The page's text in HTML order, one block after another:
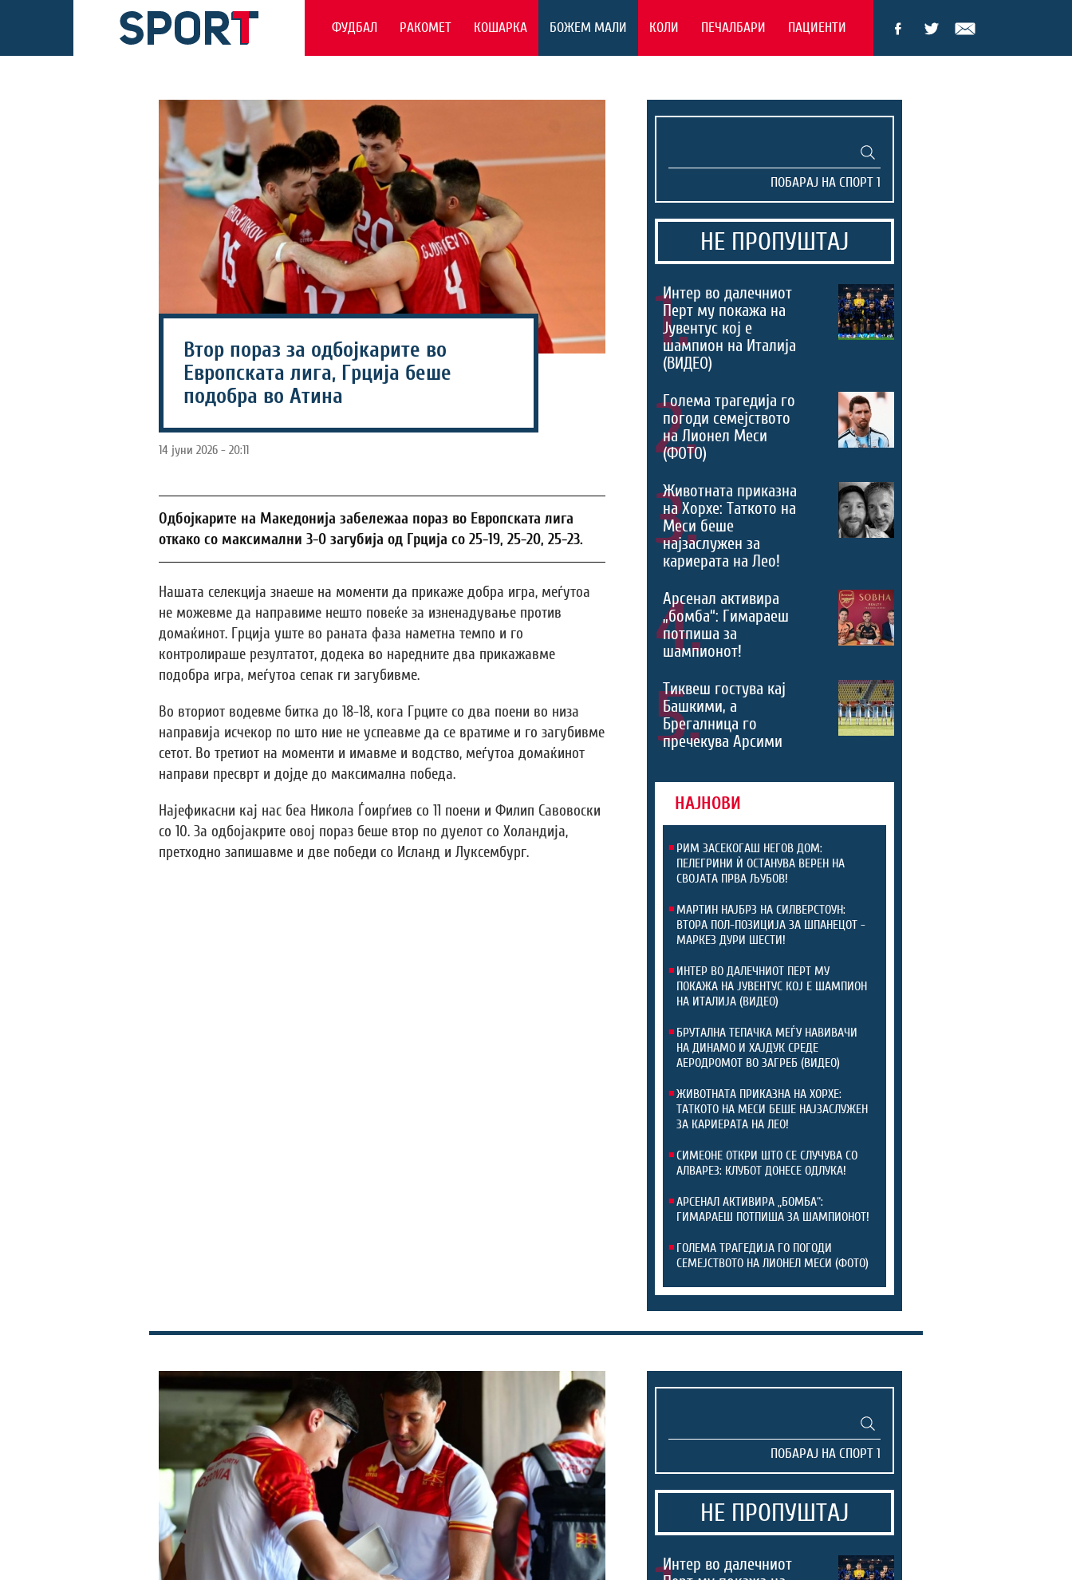
ФУДБАЛ РАКОМЕТ КОШАРКА БОЖЕМ МАЛИ КОЛИ ПЕЧАЛБАРИ ПАЦИЕНТИ
Втор пораз за одбојкарите во
Европската лига, Грција беше
подобра во Атина
14 јуни 2026 - 20:11
Oдбојкарите на Македонија забележаа пораз во Европската лига
откако со максимални 3-0 загубија од Грција со 25-19, 25-20, 25-23.
Нашата селекција знаеше на моменти да прикаже добра игра, меѓутоа
не можевме да направиме нешто повеќе за изненадување против
домаќинот. Грција уште во раната фаза наметна темпо и го
контролираше резултатот, додека во наредните два прикажавме
подобра игра, меѓутоа сепак ги загубивме.
Во вториот водевме битка до 18-18, кога Грците со два поени во низа
направија исчекор по што ние не успеавме да се вратиме и го загубивме
сетот. Во третиот на моменти и имавме и водство, меѓутоа домаќинот
направи пресврт и дојде до максимална победа.
Најефикасни кај нас беа Никола Ѓоирѓиев со 11 поени и Филип Савовоски
со 10. За одбојакрите овој пораз беше втор по дуелот со Холандија,
претходно запишавме и две победи со Исланд и Луксембург.
НЕ ПРОПУШТАЈ
1.
Интер во далечниот
Перт му покажа на
Јувентус кој е
шампион на Италија
(ВИДЕО)
2.
Голема трагедија го
погоди семејството
на Лионел Меси
(ФОТО)
3.
Животната приказна
на Хорхе: Таткото на
Меси беше
најзаслужен за
кариерата на Лео!
4.
Арсенал активира
„бомба“: Гимараеш
потпиша за
шампионот!
5.
Тиквеш гостува кај
Башкими, а
Брегалница го
пречекува Арсими
НАЈНОВИ
РИМ ЗАСЕКОГАШ НЕГОВ ДОМ:
ПЕЛЕГРИНИ Ѝ ОСТАНУВА ВЕРЕН НА
СВОЈАТА ПРВА ЉУБОВ!
МАРТИН НАЈБРЗ НА СИЛВЕРСТОУН:
ВТОРА ПОЛ-ПОЗИЦИЈА ЗА ШПАНЕЦОТ -
МАРКЕЗ ДУРИ ШЕСТИ!
ИНТЕР ВО ДАЛЕЧНИОТ ПЕРТ МУ
ПОКАЖА НА ЈУВЕНТУС КОЈ Е ШАМПИОН
НА ИТАЛИЈА (ВИДЕО)
БРУТАЛНА ТЕПАЧКА МЕЃУ НАВИВАЧИ
НА ДИНАМО И ХАЈДУК СРЕДЕ
АЕРОДРОМОТ ВО ЗАГРЕБ (ВИДЕО)
ЖИВОТНАТА ПРИКАЗНА НА ХОРХЕ:
ТАТКОТО НА МЕСИ БЕШЕ НАЈЗАСЛУЖЕН
ЗА КАРИЕРАТА НА ЛЕО!
СИМЕОНЕ ОТКРИ ШТО СЕ СЛУЧУВА СО
АЛВАРЕЗ: КЛУБОТ ДОНЕСЕ ОДЛУКА!
АРСЕНАЛ АКТИВИРА „БОМБА“:
ГИМАРАЕШ ПОТПИША ЗА ШАМПИОНОТ!
ГОЛЕМА ТРАГЕДИЈА ГО ПОГОДИ
СЕМЕЈСТВОТО НА ЛИОНЕЛ МЕСИ (ФОТО)
НЕ ПРОПУШТАЈ
Интер во далечниот